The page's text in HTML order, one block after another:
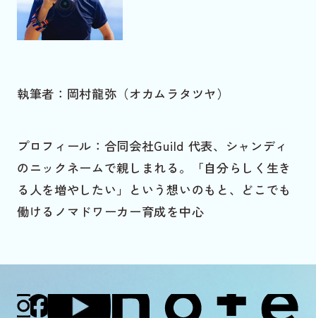
執筆者：岡村龍弥（オカムラタツヤ）
プロフィール：合同会社Guild 代表、シャンディ
のニックネームで親しまれる。「自分らしく生き
る人を増やしたい」という想いのもと、どこでも
働けるノマドワーカー育成を中心